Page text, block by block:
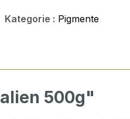
Kategorie : Pigmente
500g"